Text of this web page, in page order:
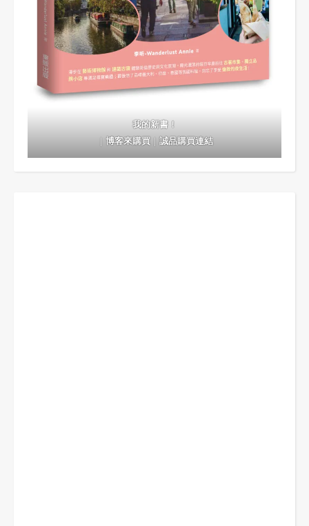
我的新書！
｜博客來購買｜誠品購買連結